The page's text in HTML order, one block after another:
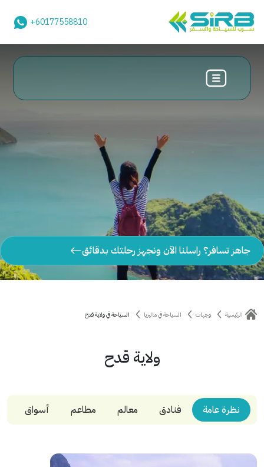
+60177558810
جاهز تسافر؟ راسلنا الآن ونجهز رحلتك بدقائق
الرئيسية وجهات السياحة في ماليزيا السياحة في ولاية قدح
ولاية قدح
نظرة عامة فنادق معالم مطاعم أسواق